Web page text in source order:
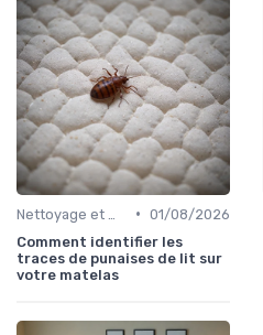
• 01/08/2026
Comment identifier les
traces de punaises de lit sur
votre matelas